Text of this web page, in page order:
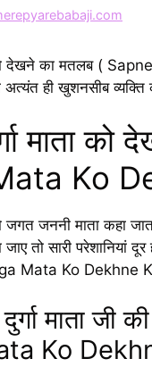
देखने का मतलब (
अत्यंत ही खुशनसीब
माता
Ko
जगत जननी माता कहा
तो सारी परेशानियां
Mata Ko Dekhne
माता
Ko